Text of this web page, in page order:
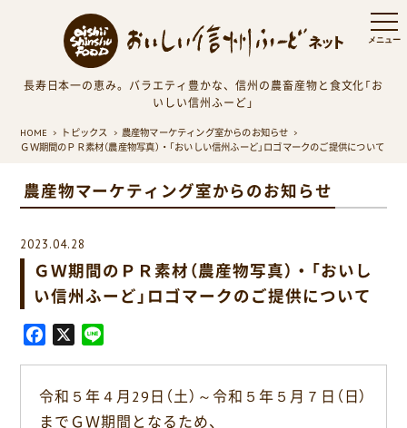
長寿日本一の恵み。バラエティ豊かな、信州の農畜産物と食文化「お
いしい信州ふーど」
HOME トピックス
農産物マーケティング室からのお知らせ
ＧＷ期間のＰＲ素材（農産物写真）・「おいしい信州ふーど」ロゴマークのご提供について
農産物マーケティング室からのお知らせ
2023.04.28
ＧＷ期間のＰＲ素材（農産物写真）・「おいし
い信州ふーど」ロゴマークのご提供について
e
b
X
e
令和５年４月29日（土）～令和５年５月７日（日）
までＧＷ期間となるため、